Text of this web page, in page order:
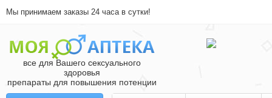
Мы принимаем заказы 24 часа в сутки!
все для Вашего сексуального
здоровья
препараты для повышения потенции